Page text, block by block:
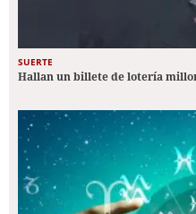
SUERTE
Hallan un billete de lotería